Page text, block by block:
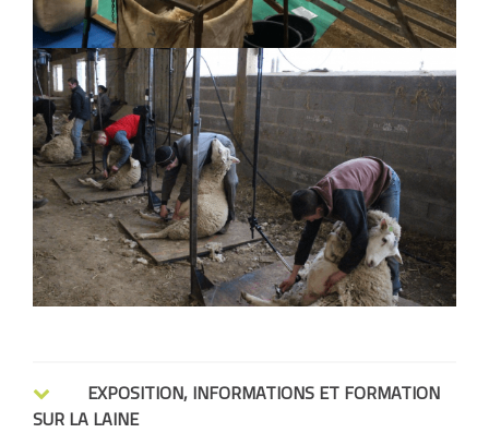
EXPOSITION, INFORMATIONS ET FORMATION
SUR LA LAINE